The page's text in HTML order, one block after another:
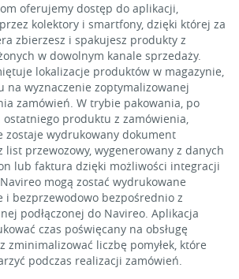
oferujemy dostęp do aplikacji,
kolektory i smartfony, dzięki której za
zbierzesz i spakujesz produkty z
w dowolnym kanale sprzedaży.
lokalizacje produktów w magazynie,
na wyznaczenie zoptymalizowanej
zamówień. W trybie pakowania, po
ostatniego produktu z zamówienia,
zostaje wydrukowany dokument
list przewozowy, wygenerowany z danych
lub faktura dzięki możliwości integracji
mogą zostać wydrukowane
i bezprzewodowo bezpośrednio z
podłączonej do Navireo. Aplikacja
czas poświęcany na obsługę
zminimalizować liczbę pomyłek, które
podczas realizacji zamówień.